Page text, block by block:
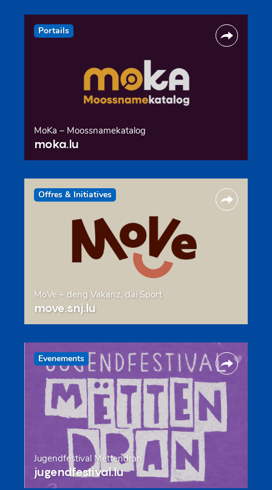
Portails
MoKa – Moossnamekatalog
moka.lu
Offres & Initiatives
MoVe – deng Vakanz, däi Sport
move.snj.lu
Evenements
Jugendfestival Mëttendran
jugendfestival.lu